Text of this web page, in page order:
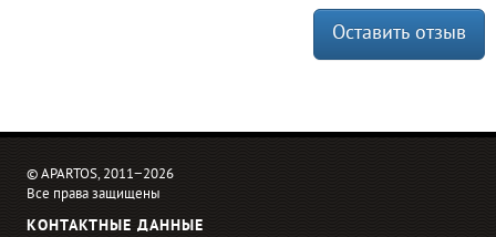
Оставить отзыв
© APARTOS, 2011−2026
Все права защищены
КОНТАКТНЫЕ ДАННЫЕ